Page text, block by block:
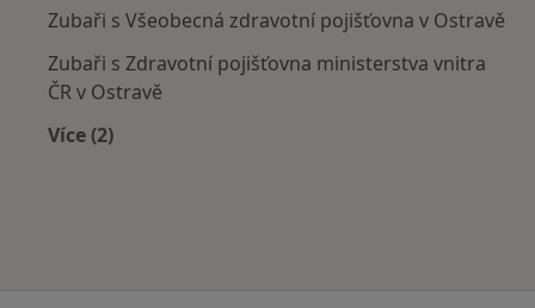
Zubaři s Všeobecná zdravotní pojišťovna v Ostravě
Zubaři s Zdravotní pojišťovna ministerstva vnitra
ČR v Ostravě
Více (2)